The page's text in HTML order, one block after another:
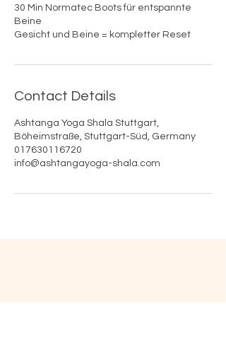
30 Min Normatec Boots für entspannte
Beine
Gesicht und Beine = kompletter Reset
Contact Details
Ashtanga Yoga Shala Stuttgart,
Böheimstraße, Stuttgart-Süd, Germany
017630116720
info@ashtangayoga-shala.com